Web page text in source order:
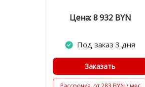
Цена: 8 932 BYN
Под заказ 3 дня
Заказать